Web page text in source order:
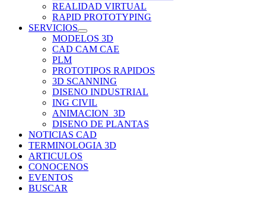
REALIDAD VIRTUAL
RAPID PROTOTYPING
SERVICIOS
MODELOS 3D
CAD CAM CAE
PLM
PROTOTIPOS RAPIDOS
3D SCANNING
DISENO INDUSTRIAL
ING CIVIL
ANIMACION_3D
DISENO DE PLANTAS
NOTICIAS CAD
TERMINOLOGIA 3D
ARTICULOS
CONOCENOS
EVENTOS
BUSCAR